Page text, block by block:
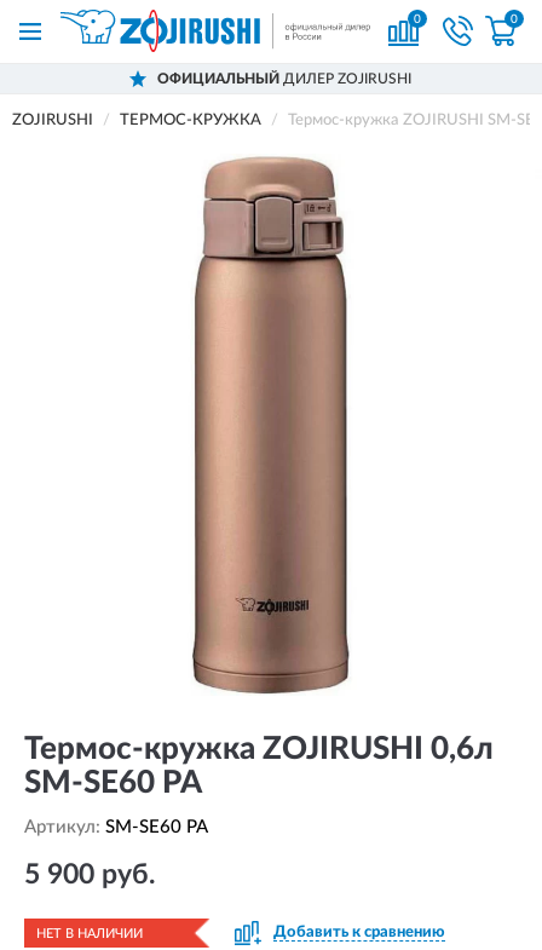
0 0
ОФИЦИАЛЬНЫЙ ДИЛЕР ZOJIRUSHI
ZOJIRUSHI ТЕРМОС-КРУЖКА Термос-кружка ZOJIRUSHI SM-
Термос-кружка ZOJIRUSHI 0,6л
SM-SE60 PA
Артикул: SM-SE60 PA
5 900 руб.
НЕТ В НАЛИЧИИ Добавить к сравнению